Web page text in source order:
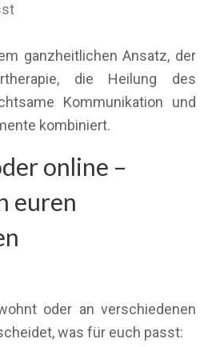
ganzheitlichen Ansatz, der
die Heilung des
Kommunikation und
kombiniert.
online –
euren
oder an verschiedenen
was für euch passt: